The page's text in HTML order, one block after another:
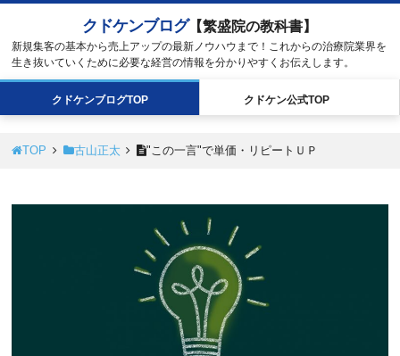
クドケンブログ【繁盛院の教科書】
新規集客の基本から売上アップの最新ノウハウまで！これからの治療院業界を
生き抜いていくために必要な経営の情報を分かりやすくお伝えします。
クドケンブログTOP クドケン公式TOP
TOP 古山正太 "この一言"で単価・リピートＵＰ